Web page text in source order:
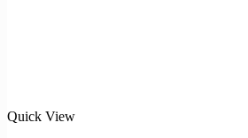
Quick View